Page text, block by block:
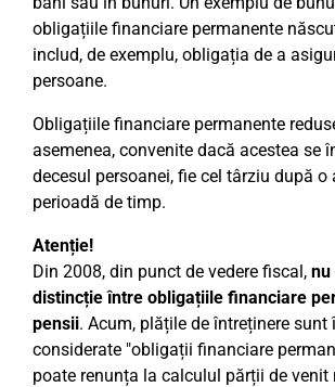
obligațiile financiare permanente
includ, de exemplu, obligația de a
persoane.
Obligațiile financiare permanente
asemenea, convenite dacă acestea se
decesul persoanei, fie cel târziu după o
perioadă de timp.
Atenție!
Din 2008, din punct de vedere fiscal, nu
distincție între obligațiile financiare
pensii. Acum, plățile de întreținere sunt
considerate "obligații financiare
poate renunța la calculul părții de venit